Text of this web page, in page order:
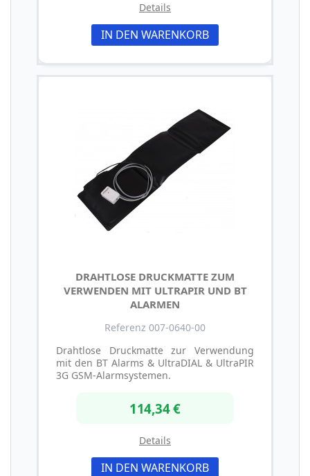
Details
IN DEN WARENKORB
DRAHTLOSE DRUCKMATTE ZUM
VERWENDEN MIT ULTRAPIR UND BT
ALARMEN
Referenz 007-0640-00
Drahtlose Druckmatte zur Verwendung
mit den BT Alarms & UltraDIAL & UltraPIR
3G GSM-Alarmsystemen.
114,34 €
Details
IN DEN WARENKORB